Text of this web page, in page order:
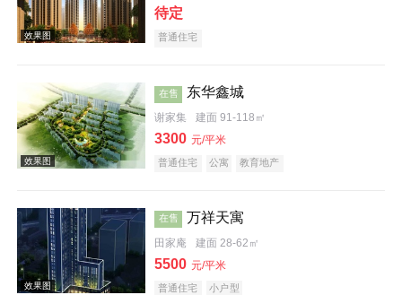
效果图
效果图
待定
普通住宅
在售 东华鑫城
谢家集 建面 91-118㎡
3300 元/平米
普通住宅 公寓 教育地产
在售 万祥天寓
田家庵 建面 28-62㎡
5500 元/平米
普通住宅 小户型